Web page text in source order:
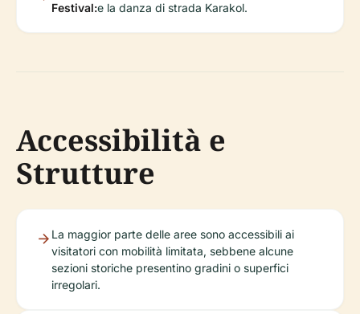
Festival:e la danza di strada Karakol.
Accessibilità e
Strutture
La maggior parte delle aree sono accessibili ai
visitatori con mobilità limitata, sebbene alcune
sezioni storiche presentino gradini o superfici
irregolari.